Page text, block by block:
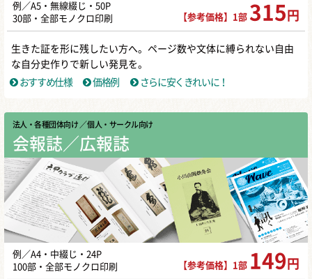
例／A5・無線綴じ・50P
30部・全部モノクロ印刷
【参考価格】1部 315 円
生きた証を形に残したい方へ。ページ数や文体に縛られない自由
な自分史作りで新しい発見を。
おすすめ仕様
価格例 さらに安くきれいに！
法人・各種団体向け ／ 個人・サークル向け
会報誌／広報誌
例／A4・中綴じ・24P
100部・全部モノクロ印刷
【参考価格】1部 149 円